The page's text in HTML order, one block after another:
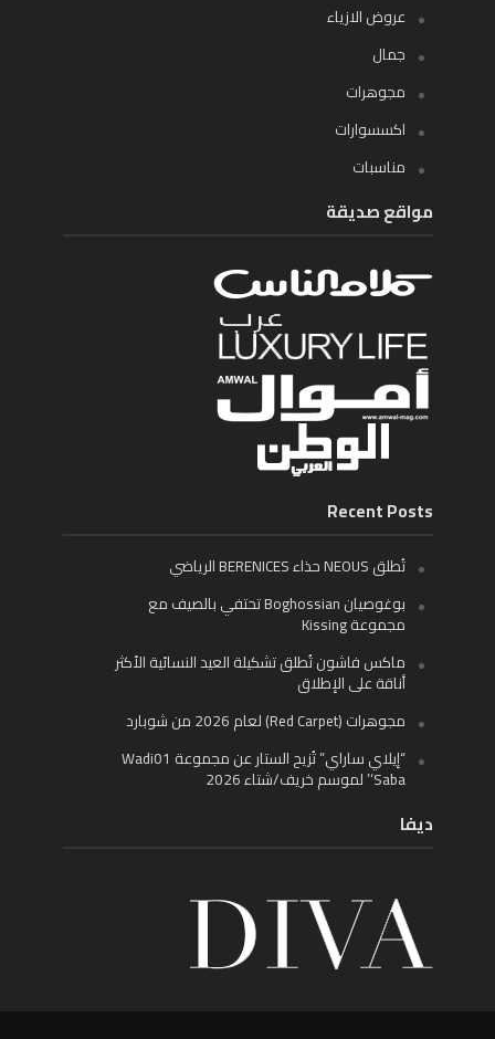
عروض الازياء
جمال
مجوهرات
اكسسوارات
مناسبات
مواقع صديقة
Recent Posts
تُطلق NEOUS حذاء BERENICES الرياضي
بوغوصيان Boghossian تحتفي بالصيف مع
مجموعة Kissing
ماكس فاشون تُطلق تشكيلة العيد النسائية الأكثر
أناقة على الإطلاق
مجوهرات (Red Carpet) لعام 2026 من شوبارد
“إيلاي ساراي” تُزيح الستار عن مجموعة Wadi01
‘Saba’ لموسم خريف/شتاء 2026
ديفا